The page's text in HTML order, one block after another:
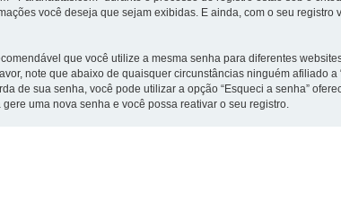
você deseja que sejam exibidas. E ainda, com o seu registro
que você utilize a mesma senha para diferentes
note que abaixo de quaisquer circunstâncias ninguém afiliado a
de sua senha, você pode utilizar a opção “Esqueci a senha”
uma nova senha e você possa reativar o seu registro.